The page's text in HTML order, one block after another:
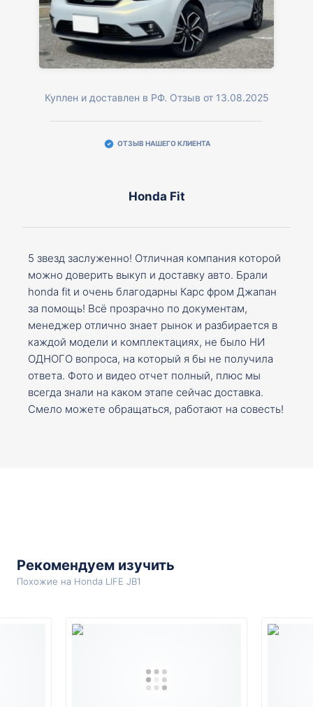
Куплен и доставлен в РФ. Отзыв от 13.08.2025
ОТЗЫВ НАШЕГО КЛИЕНТА
Honda Fit
5 звезд заслуженно! Отличная компания которой
можно доверить выкуп и доставку авто. Брали
honda fit и очень благодарны Карс фром Джапан
за помощь! Всё прозрачно по документам,
менеджер отлично знает рынок и разбирается в
каждой модели и комплектациях, не было НИ
ОДНОГО вопроса, на который я бы не получила
ответа. Фото и видео отчет полный, плюс мы
всегда знали на каком этапе сейчас доставка.
Смело можете обращаться, работают на совесть!
Рекомендуем изучить
Похожие на Honda LIFE JB1